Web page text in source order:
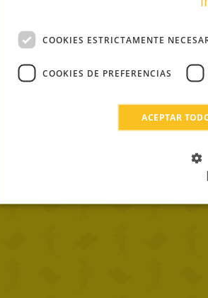
COOKIES ESTRICTAMENTE
COOKIES DE PREFERENCIAS
ACEPTAR